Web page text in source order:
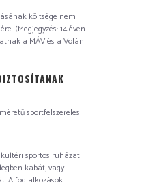
költsége nem
(Megjegyzés: 14 éven
a MÁV és a Volán
sportfelszerelés
sportos ruházat
kabát, vagy